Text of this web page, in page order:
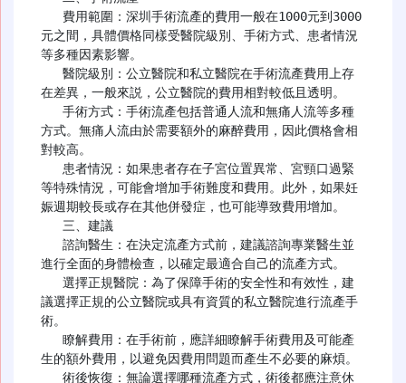
元之間，具體價格同樣受醫院級別、手術方式、患者情況
等多種因素影響。
在差異，一般來説，公立醫院的費用相對較低且透明。
方式。無痛人流由於需要額外的麻醉費用，因此價格會相
對較高。
等特殊情況，可能會增加手術難度和費用。此外，如果妊
娠週期較長或存在其他併發症，也可能導致費用增加。
進行全面的身體檢查，以確定最適合自己的流產方式。
議選擇正規的公立醫院或具有資質的私立醫院進行流產手
術。
生的額外費用，以避免因費用問題而產生不必要的麻煩。